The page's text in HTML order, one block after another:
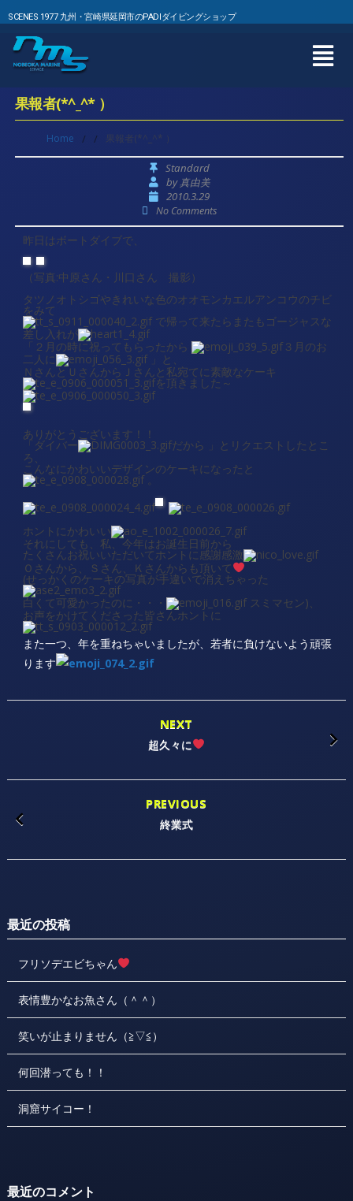
SCENES 1977 九州・宮崎県延岡市のPADIダイビングショップ
果報者(*^_^* ）
Home / / 果報者(*^_^* ）
Standard
by真由美
2010.3.29
No Comments
昨日はボートダイブで、
（写真:中原さん・川口さん 撮影）
タツノオトシゴやきれいな色のオオモンカエルアンコウのチビ
をみて
で帰って来たらまたもゴージャスな
差し入れが
「２月の時に祝ってもらったから
３月のお
二人に
」と、
ＮさんとＵさんからＪさんと私宛てに素敵なケーキ
を頂きました～
ありがとうございます！！
「ダイバー
だから 」とリクエストしたとこ
ろ、
こんなにかわいいデザインのケーキになったと
。
ホントにかわいい
それにしても、私、今年はお誕生日前から
たくさんお祝いいただいてホントに感謝感激
Ｏさんから、Ｓさん、Ｋさんからも頂いて
(せっかくのケーキの写真が手違いで消えちゃった
白くて可愛かったのに・・・
スミマセン)、
お声をかけてくださった皆さんホントに
また一つ、年を重ねちゃいましたが、若者に負けないよう頑張
ります
NEXT
超久々に
PREVIOUS
終業式
最近の投稿
フリソデエビちゃん
表情豊かなお魚さん（＾＾）
笑いが止まりません（≧▽≦）
何回潜っても！！
洞窟サイコー！
最近のコメント